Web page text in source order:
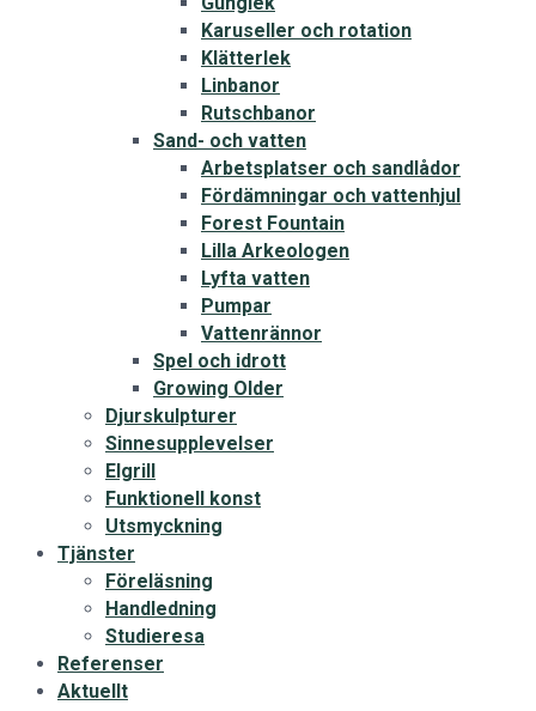
Karuseller och rotation
Klätterlek
Linbanor
Rutschbanor
Sand- och vatten
Arbetsplatser och sandlådor
Fördämningar och vattenhjul
Forest Fountain
Lilla Arkeologen
Lyfta vatten
Pumpar
Vattenrännor
Spel och idrott
Growing Older
Djurskulpturer
Sinnesupplevelser
Elgrill
Funktionell konst
Utsmyckning
Tjänster
Föreläsning
Handledning
Studieresa
Referenser
Aktuellt